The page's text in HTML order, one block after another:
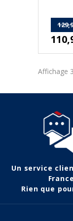
Affichage
Un service
France
Rien que